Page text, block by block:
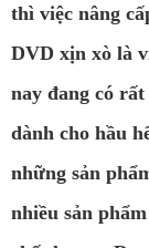
thì việc nâng
DVD xịn xò là
nay đang có
dành cho hầu
những sản
nhiều sản